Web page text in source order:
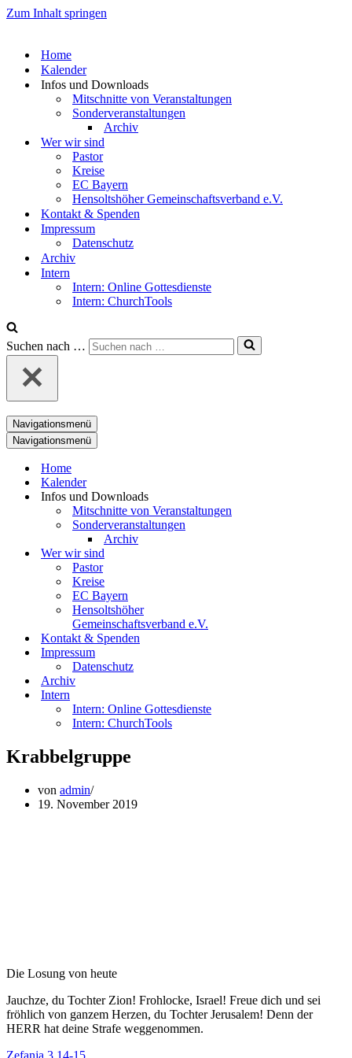
Zum Inhalt springen
Home
Kalender
Infos und Downloads
Mitschnitte von Veranstaltungen
Sonderveranstaltungen
Archiv
Wer wir sind
Pastor
Kreise
EC Bayern
Hensoltshöher Gemeinschaftsverband e.V.
Kontakt & Spenden
Impressum
Datenschutz
Archiv
Intern
Intern: Online Gottesdienste
Intern: ChurchTools
Suchen nach …
Navigationsmenü
Navigationsmenü
Home
Kalender
Infos und Downloads
Mitschnitte von Veranstaltungen
Sonderveranstaltungen
Archiv
Wer wir sind
Pastor
Kreise
EC Bayern
Hensoltshöher
Gemeinschaftsverband e.V.
Kontakt & Spenden
Impressum
Datenschutz
Archiv
Intern
Intern: Online Gottesdienste
Intern: ChurchTools
Krabbelgruppe
von admin
19. November 2019
Die Losung von heute
Jauchze, du Tochter Zion! Frohlocke, Israel! Freue dich und sei
fröhlich von ganzem Herzen, du Tochter Jerusalem! Denn der
HERR hat deine Strafe weggenommen.
Zefanja 3,14-15